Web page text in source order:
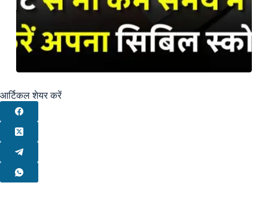
आर्टिकल शेयर करें